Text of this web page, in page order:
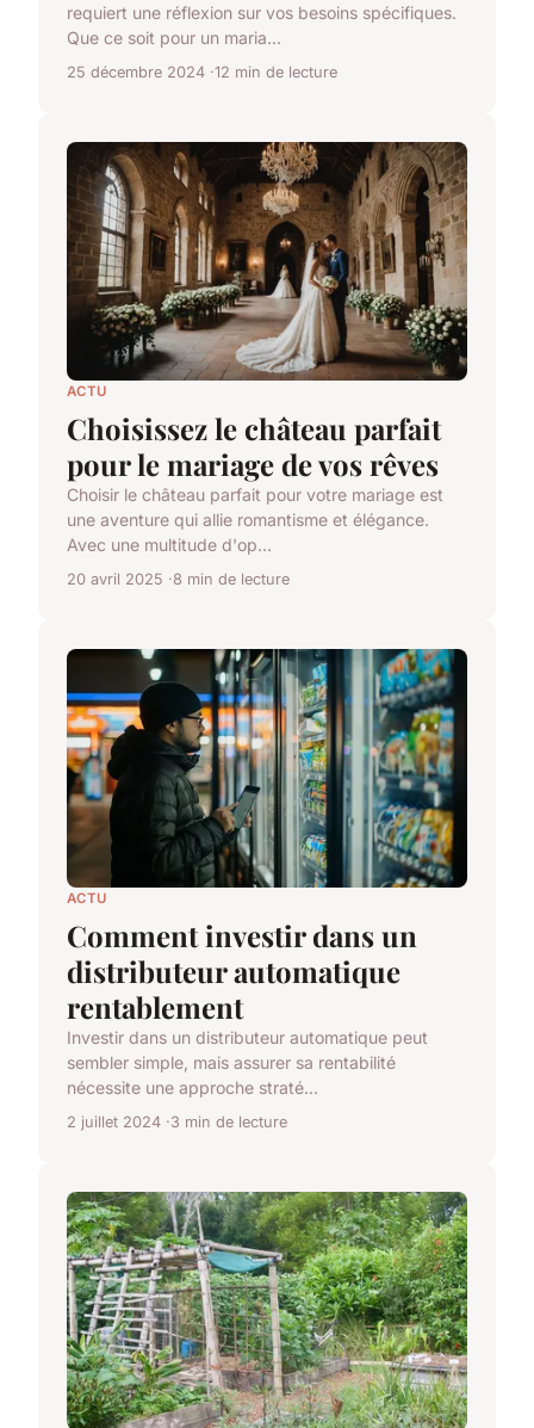
requiert une réflexion sur vos besoins spécifiques.
Que ce soit pour un maria...
25 décembre 2024 12 min de lecture
ACTU
Choisissez le château parfait
pour le mariage de vos rêves
Choisir le château parfait pour votre mariage est
une aventure qui allie romantisme et élégance.
Avec une multitude d'op...
20 avril 2025 8 min de lecture
ACTU
Comment investir dans un
distributeur automatique
rentablement
Investir dans un distributeur automatique peut
sembler simple, mais assurer sa rentabilité
nécessite une approche straté...
2 juillet 2024 3 min de lecture